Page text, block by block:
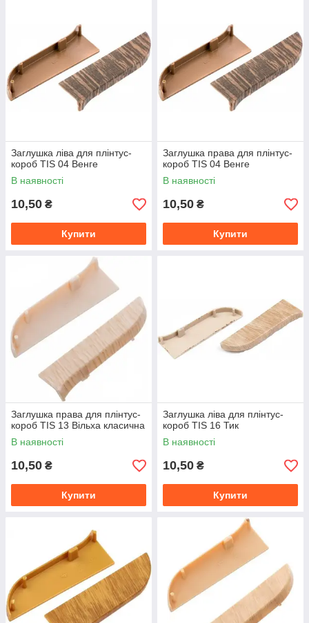
Заглушка ліва для плінтус-
короб TIS 04 Венге
В наявності
10,50 ₴
Купити
Заглушка права для плінтус-
короб TIS 04 Венге
В наявності
10,50 ₴
Купити
Заглушка права для плінтус-
короб TIS 13 Вільха класична
В наявності
10,50 ₴
Купити
Заглушка ліва для плінтус-
короб TIS 16 Тик
В наявності
10,50 ₴
Купити